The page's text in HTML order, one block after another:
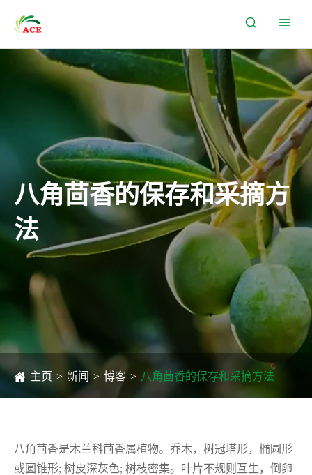
 
八角茴香的保存和采摘方
法
主页 新闻 博客 八角茴香的保存和采摘方法
八角茴香是木兰科茴香属植物。乔木，树冠塔形，椭圆形
或圆锥形; 树皮深灰色; 树枝密集。叶片不规则互生，倒卵